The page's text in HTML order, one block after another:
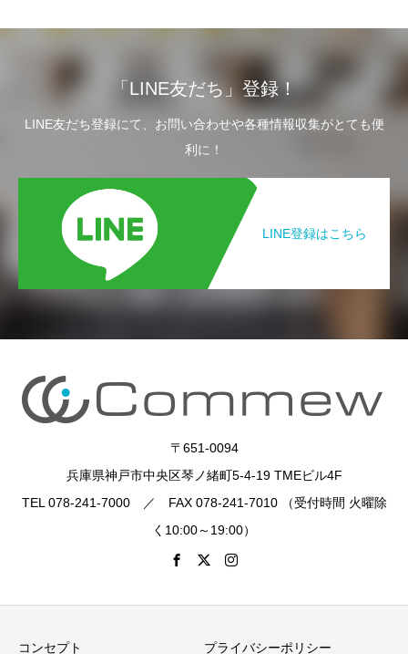
「LINE友だち」登録！
LINE友だち登録にて、お問い合わせや各種情報収集がとても便
利に！
LINE登録はこちら
〒651-0094
兵庫県神戸市中央区琴ノ緒町5-4-19 TMEビル4F
TEL 078-241-7000 ／ FAX 078-241-7010 （受付時間 火曜除
く10:00～19:00）
コンセプト プライバシーポリシー